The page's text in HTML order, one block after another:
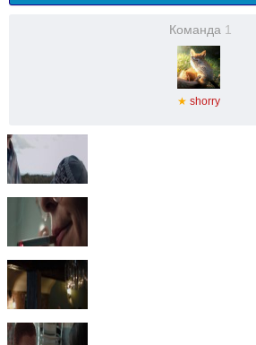
Команда 1
★ shorry